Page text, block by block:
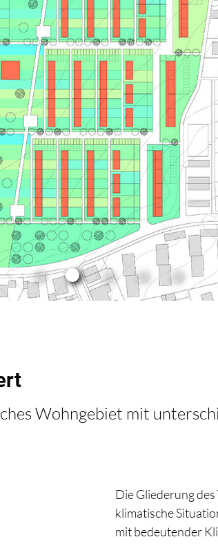
Wohngebiet mit
Die Gliederung
klimatische
mit bedeutender